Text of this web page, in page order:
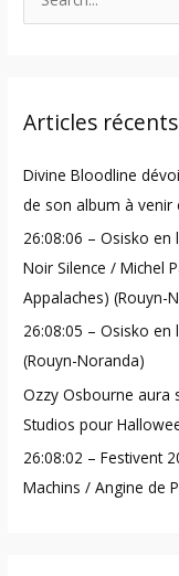
c
f
o
r
:
Articles récents
Divine Bloodline
de son album à venir
26:08:06 – Osisko
Noir Silence / Michel
Appalaches) (Rouyn-
26:08:05 – Osisko
(Rouyn-Noranda)
Ozzy Osbourne aura
Studios pour
26:08:02 – Festivent
Machins / Angine de